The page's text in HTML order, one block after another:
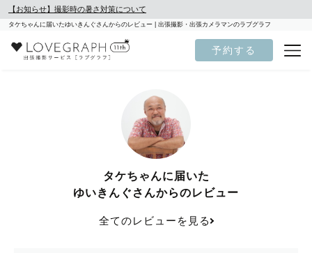
【お知らせ】撮影時の暑さ対策について
タケちゃんに届いたゆいきんぐさんからのレビュー | 出張撮影・出張カメラマンのラブグラフ
予約する
タケちゃんに届いた
ゆいきんぐさんからのレビュー
全てのレビューを見る